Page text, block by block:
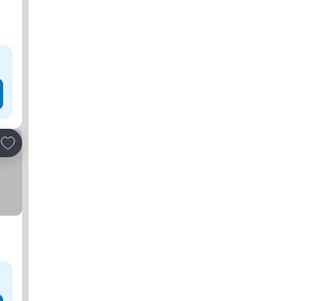
Přidat na seznam oblíbených hotelů